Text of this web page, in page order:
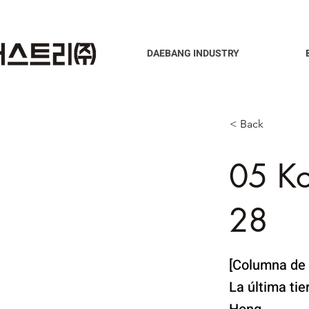
DAEBANG INDUSTRY
< Back
05
28
[Columna
La última